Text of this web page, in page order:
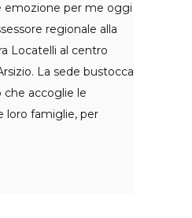
emozione per me oggi
regionale alla
Locatelli al centro
La sede bustocca
che accoglie le
loro famiglie, per